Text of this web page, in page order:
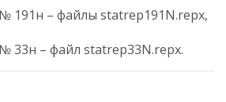
191н – файлы statrep191N.repx,
33н – файл statrep33N.repx.